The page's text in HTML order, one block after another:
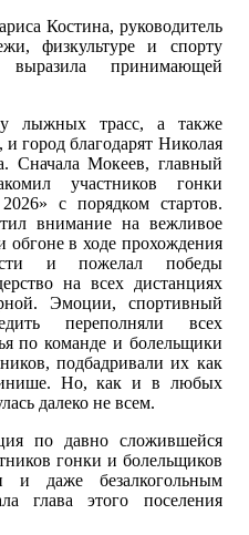
Костина, руководитель
физкультуре и спорту
выразила принимающей
лыжных трасс, а также
город благодарят Николая
Сначала Мокеев, главный
участников гонки
с порядком стартов.
внимание на вежливое
в ходе прохождения
и пожелал победы
на всех дистанциях
Эмоции, спортивный
переполняли всех
по команде и болельщики
подбадривали их как
Но, как и в любых
далеко не всем.
по давно сложившейся
гонки и болельщиков
и даже безалкогольным
глава этого поселения